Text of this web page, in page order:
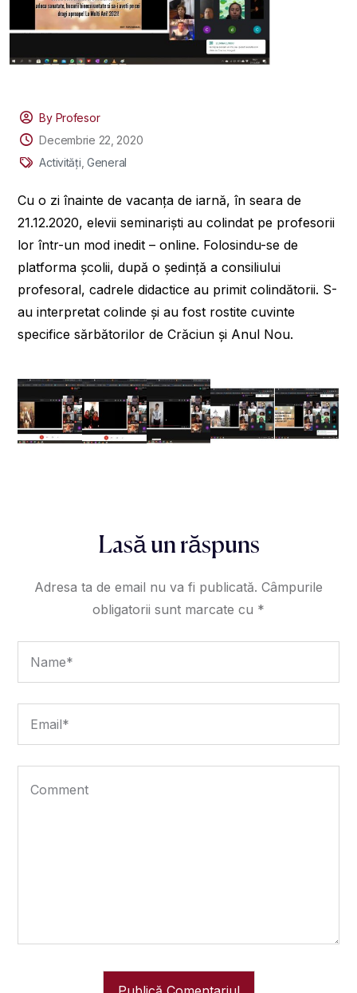
By Profesor
Decembrie 22, 2020
Activități ,General
Cu o zi înainte de vacanța de iarnă, în seara de
21.12.2020, elevii seminariști au colindat pe profesorii
lor într-un mod inedit – online. Folosindu-se de
platforma școlii, după o ședință a consiliului
profesoral, cadrele didactice au primit colindătorii. S-
au interpretat colinde și au fost rostite cuvinte
specifice sărbătorilor de Crăciun și Anul Nou.
Lasă un răspuns
Adresa ta de email nu va fi publicată. Câmpurile
obligatorii sunt marcate cu *